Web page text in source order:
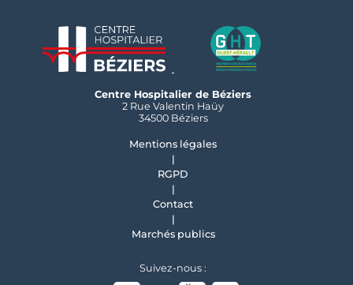
Centre Hospitalier de Béziers
2 Rue Valentin Haüy
34500 Béziers
Mentions légales
RGPD
Contact
Marchés publics
Suivez-nous :